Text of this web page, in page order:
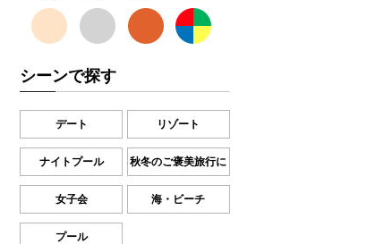
シーンで探す
デート リゾート
ナイトプール 秋冬のご褒美旅行に
女子会 海・ビーチ
プール